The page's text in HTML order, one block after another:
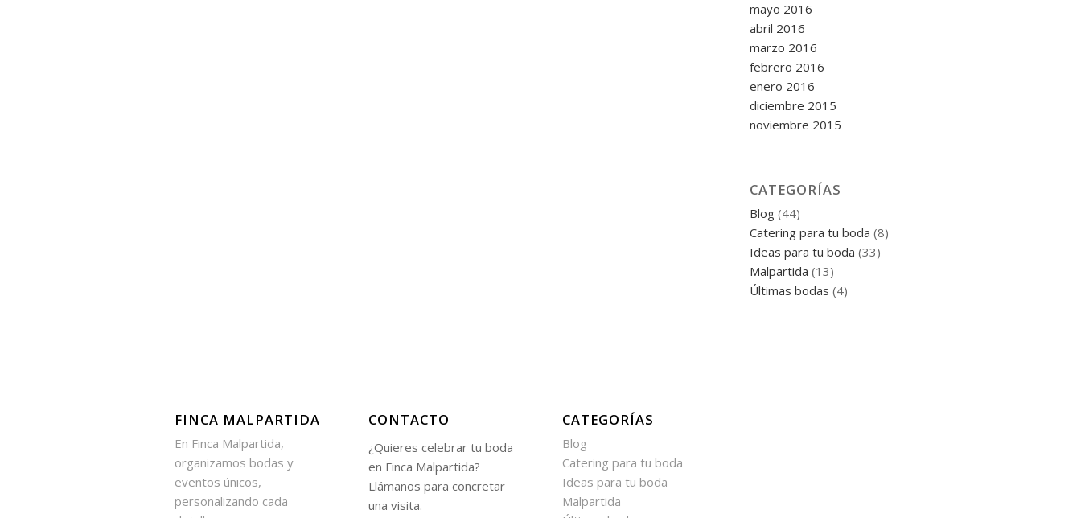
mayo 2016
abril 2016
marzo 2016
febrero 2016
enero 2016
diciembre 2015
noviembre 2015
CATEGORÍAS
Blog (44)
Catering para tu boda (8)
Ideas para tu boda (33)
Malpartida (13)
Últimas bodas (4)
FINCA MALPARTIDA
En Finca Malpartida,
organizamos bodas y
eventos únicos,
personalizando cada
CONTACTO
¿Quieres celebrar tu boda
en Finca Malpartida?
Llámanos para concretar
una visita.
CATEGORÍAS
Blog
Catering para tu boda
Ideas para tu boda
Malpartida